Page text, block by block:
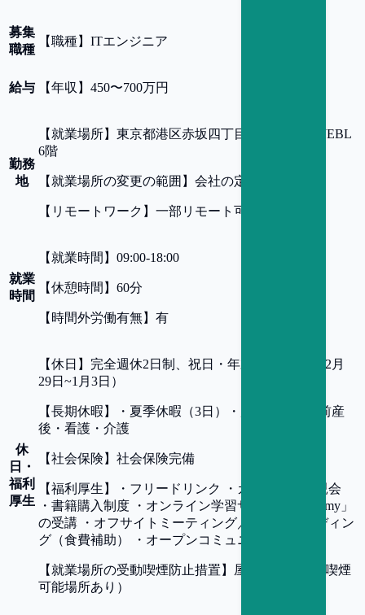
募集
職種
【職種】 ITエンジニア
給与 【年収 】 450〜700万円
勤務
地
【 就業場所】 東京都港区赤坂四丁目8番18号 赤坂JEBL
6階
【 就業場所の変更の範囲 】 会社の定める事業所
【 リモートワーク 】 一部リモート可
就業
時間
【 就業時間 】 09:00-18:00
【休憩時間 】 60分
【 時間外労働有無】 有
休
日・
福利
厚生
【休日 】 完全週休2日制、祝日・年末年始休暇（12月
29日~1月3日）
【長期休暇 】
・夏季休暇（3日）・慶弔休暇・産前産
後・看護・介護
【社会保険 】 社会保険完備
【福利厚生 】
・フリードリンク ・カジュアル懇親会
・書籍購入制度 ・オンライン学習サービス「Udemy」
の受講 ・オフサイトミーティング／チームビルディン
グ（食費補助） ・オープンコミュニケーション
【 就業場所の受動喫煙防止措置 】
屋内禁煙（屋内喫煙
可能場所あり）